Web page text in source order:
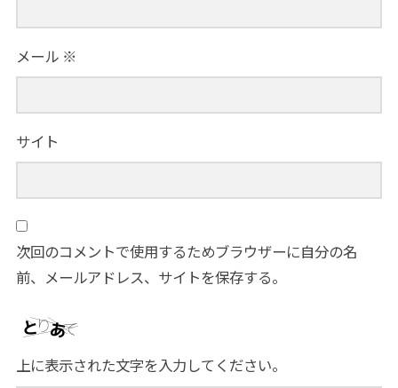
メール ※
サイト
次回のコメントで使用するためブラウザーに自分の名
前、メールアドレス、サイトを保存する。
上に表示された文字を入力してください。